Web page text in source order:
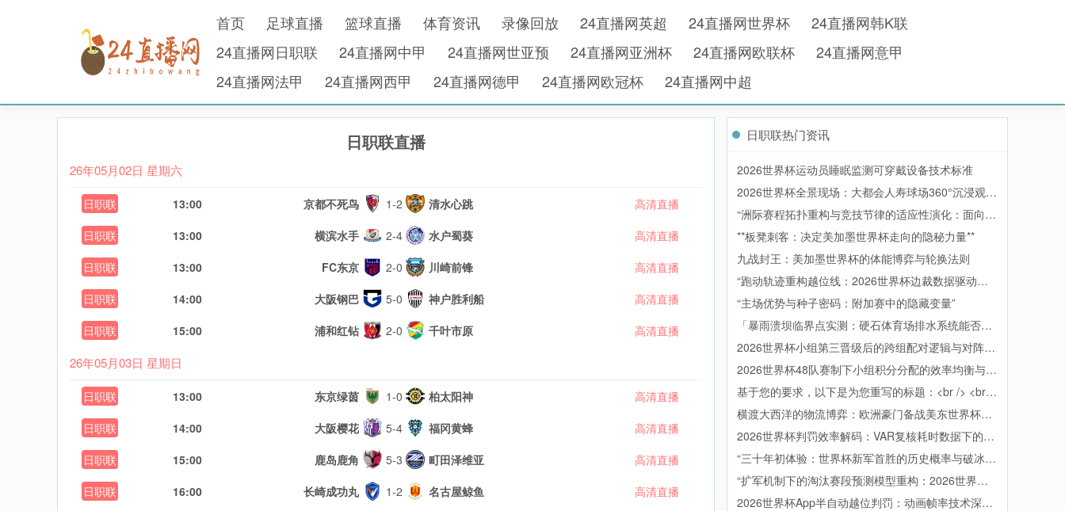
首页 足球直播 篮球直播 体育资讯 录像回放 24直播网英超 24直播网世界杯
24直播网韩K联
24直播网日职联
24直播网中甲 24直播网世亚预 24直播网亚洲杯 24直播网欧联杯
24直播网意甲
24直播网法甲
24直播网西甲 24直播网德甲 24直播网欧冠杯 24直播网中超
日职联直播
26年05月02日 星期六
日职联 13:00 京都不死鸟 1-2 清水心跳
高清直播
日职联
13:00 横滨水手 2-4 水户蜀葵
高清直播
日职联
13:00 FC东京 2-0 川崎前锋
高清直播
日职联
14:00 大阪钢巴 5-0 神户胜利船
高清直播
日职联
15:00 浦和红钻 2-0 千叶市原 高清直播
26年05月03日 星期日
日职联 13:00 东京绿茵 1-0 柏太阳神
高清直播
日职联
14:00 大阪樱花 5-4 福冈黄蜂
高清直播
日职联
15:00 鹿岛鹿角 5-3 町田泽维亚
高清直播
日职联
16:00 长崎成功丸 1-2 名古屋鲸鱼 高清直播
日职联热门资讯
2026世界杯运动员睡眠监测可穿戴设备技术标准
2026世界杯全景现场：大都会人寿球场360°沉浸观赛
实录
“洲际赛程拓扑重构与竞技节律的适应性演化：面向
2026世界杯的备战体系升级路径”
**板凳刺客：决定美加墨世界杯走向的隐秘力量**
九战封王：美加墨世界杯的体能博弈与轮换法则
“跑动轨迹重构越位线：2026世界杯边裁数据驱动的
规则进化”
“主场优势与种子密码：附加赛中的隐藏变量”
「暴雨溃坝临界点实测：硬石体育场排水系统能否扛
住2026世界杯洪峰」
2026世界杯小组第三晋级后的跨组配对逻辑与对阵生
成机制详解
2026世界杯48队赛制下小组积分分配的效率均衡与竞
争格局演化研究
基于您的要求，以下是为您重写的标题：<br /> <br
/> **LED照明色温参数对2026世界杯电视转播色彩保
真度的作用机理研究**
横渡大西洋的物流博弈：欧洲豪门备战美东世界杯的
物资周转效能透视
2026世界杯判罚效率解码：VAR复核耗时数据下的32
强博弈
“三十年初体验：世界杯新军首胜的历史概率与破冰密
码”
“扩军机制下的淘汰赛段预测模型重构：2026世界杯
首轮淘汰赛扰动效应分析”
2026世界杯App半自动越位判罚：动画帧率技术深度